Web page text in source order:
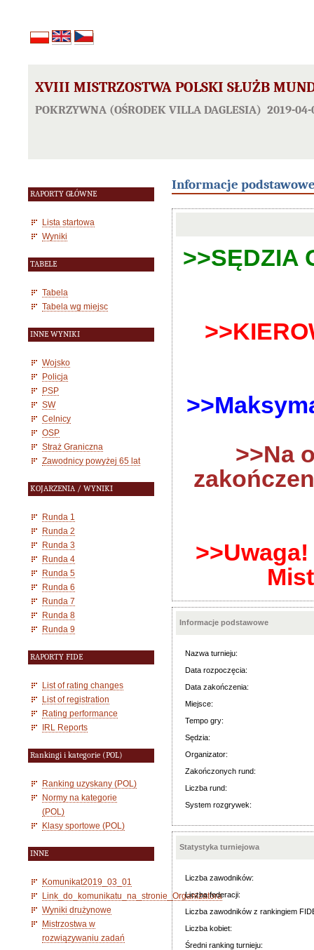
XVIII MISTRZOSTWA POLSKI SŁUŻB
POKRZYWNA (OŚRODEK VILLA DAGLESIA) 2019-
RAPORTY GŁÓWNE
Lista startowa
Wyniki
TABELE
Tabela
Tabela wg miejsc
INNE WYNIKI
Wojsko
Policja
PSP
SW
Celnicy
OSP
Straż Graniczna
Zawodnicy powyżej 65 lat
KOJARZENIA / WYNIKI
Runda 1
Runda 2
Runda 3
Runda 4
Runda 5
Runda 6
Runda 7
Runda 8
Runda 9
RAPORTY FIDE
List of rating changes
List of registration
Rating performance
IRL Reports
Rankingi i kategorie (POL)
Ranking uzyskany (POL)
Normy na kategorie
(POL)
Klasy sportowe (POL)
INNE
Komunikat2019_03_01
Link_do_komunikatu_na_stronie_Organizatora
Wyniki drużynowe
Mistrzostwa w
rozwiązywaniu zadań
Informacje
>>SĘDZIA
>>Na
Informacje podstawowe
Nazwa turnieju:
Data rozpoczęcia:
Data zakończenia:
Miejsce:
Tempo gry:
Sędzia:
Organizator:
Zakończonych rund:
Liczba rund:
System rozgrywek:
Statystyka turniejowa
Liczba zawodników:
Liczba federacji:
Liczba zawodników z rankingiem
Liczba kobiet:
Średni ranking turnieju: